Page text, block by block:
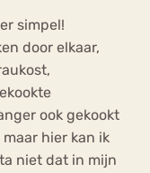
simpel!
door elkaar,
ook gekookt
hier kan ik
niet dat in mijn